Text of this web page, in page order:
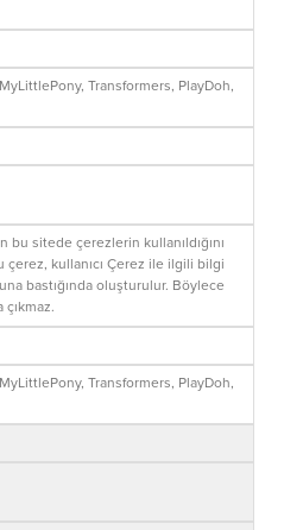
Transformers, PlayDoh,
bu sitede çerezlerin kullanıldığını
kullanıcı Çerez ile ilgili bilgi
bastığında oluşturulur. Böylece
Transformers, PlayDoh,